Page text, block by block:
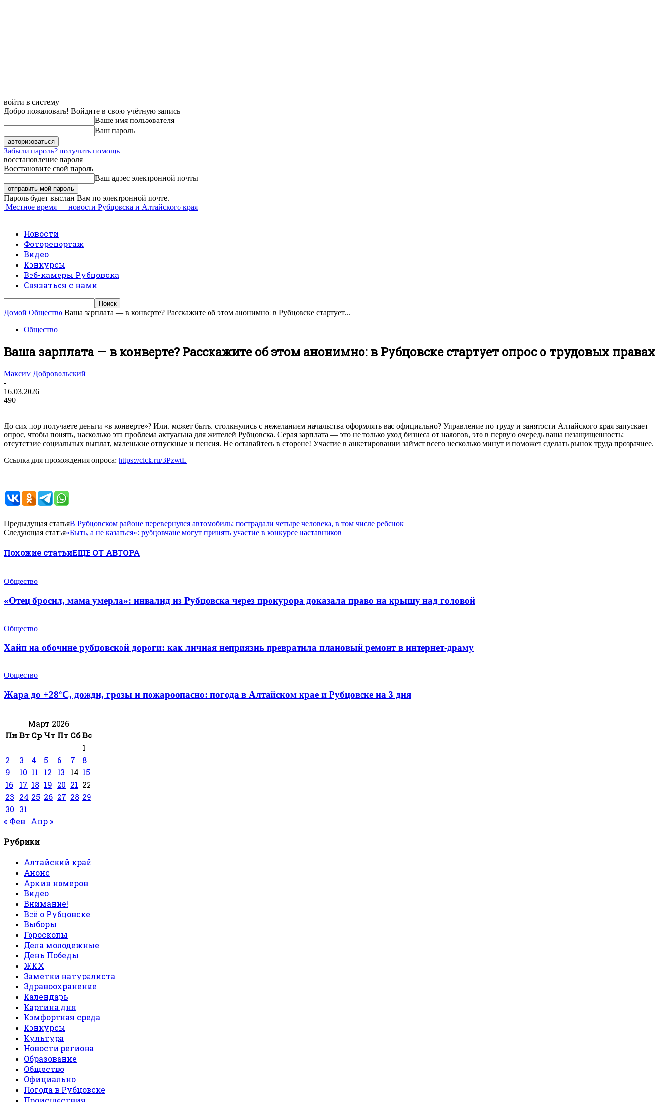
войти в систему
Добро пожаловать! Войдите в свою учётную запись
Ваше имя пользователя
Ваш пароль
Забыли пароль? получить помощь
восстановление пароля
Восстановите свой пароль
Ваш адрес электронной почты
Пароль будет выслан Вам по электронной почте.
Местное время — новости Рубцовска и Алтайского края
Новости
Фоторепортаж
Видео
Конкурсы
Веб-камеры Рубцовска
Связаться с нами
Домой Общество Ваша зарплата — в конверте? Расскажите об этом анонимно: в Рубцовске стартует...
Общество
Ваша зарплата — в конверте? Расскажите об этом анонимно: в Рубцовске стартует опрос о трудовых правах
Максим Добровольский
-
16.03.2026
490
До сих пор получаете деньги «в конверте»? Или, может быть, столкнулись с нежеланием начальства оформлять вас официально? Управление по труду и занятости Алтайского края запускает
опрос, чтобы понять, насколько эта проблема актуальна для жителей Рубцовска. Серая зарплата — это не только уход бизнеса от налогов, это в первую очередь ваша незащищенность:
отсутствие социальных выплат, маленькие отпускные и пенсия. Не оставайтесь в стороне! Участие в анкетировании займет всего несколько минут и поможет сделать рынок труда прозрачнее.
Ссылка для прохождения опроса: https://clck.ru/3PzwtL
Предыдущая статьяВ Рубцовском районе перевернулся автомобиль: пострадали четыре человека, в том числе ребенок
Следующая статья«Быть, а не казаться»: рубцовчане могут принять участие в конкурсе наставников
Похожие статьиЕЩЕ ОТ АВТОРА
Общество
«Отец бросил, мама умерла»: инвалид из Рубцовска через прокурора доказала право на крышу над головой
Общество
Хайп на обочине рубцовской дороги: как личная неприязнь превратила плановый ремонт в интернет-драму
Общество
Жара до +28°С, дожди, грозы и пожароопасно: погода в Алтайском крае и Рубцовске на 3 дня
Март 2026
ПнВт Ср Чт Пт СбВс
1
2
3 4 5 6 7
8
9
10 11 12 13 14 15
16
17 18 19 20 21 22
23 24 25 26 27 28 29
30 31
« Фев
Апр »
Рубрики
Алтайский край
Анонс
Архив номеров
Видео
Внимание!
Всё о Рубцовске
Выборы
Гороскопы
Дела молодежные
День Победы
ЖКХ
Заметки натуралиста
Здравоохранение
Календарь
Картина дня
Комфортная среда
Конкурсы
Культура
Новости региона
Образование
Общество
Официально
Погода в Рубцовске
Происшествия